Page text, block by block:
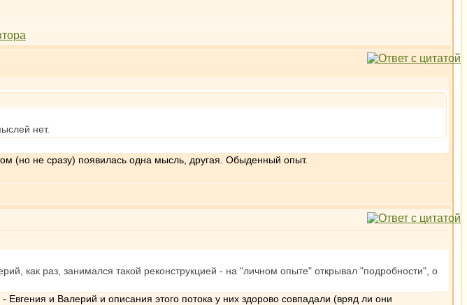
нет.
(но не сразу) появилась одна мысль, другая. Обыденный опыт.
как раз, занимался такой реконструкцией - на "личном опыте" открывал "подробности", о
и Валерий и описания этого потока у них здорово совпадали (вряд ли они